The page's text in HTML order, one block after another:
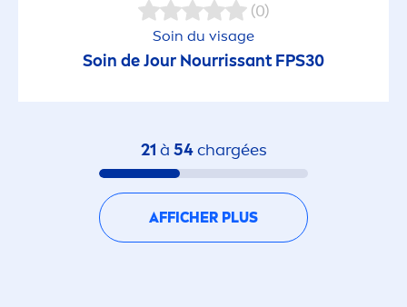
(0)
Soin du visage
Soin de Jour Nourrissant FPS30
21 à 54chargées
AFFICHER PLUS